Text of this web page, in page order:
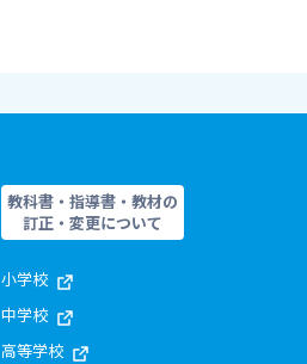
教科書・指導書・教材の
訂正・変更について
小学校
中学校
高等学校